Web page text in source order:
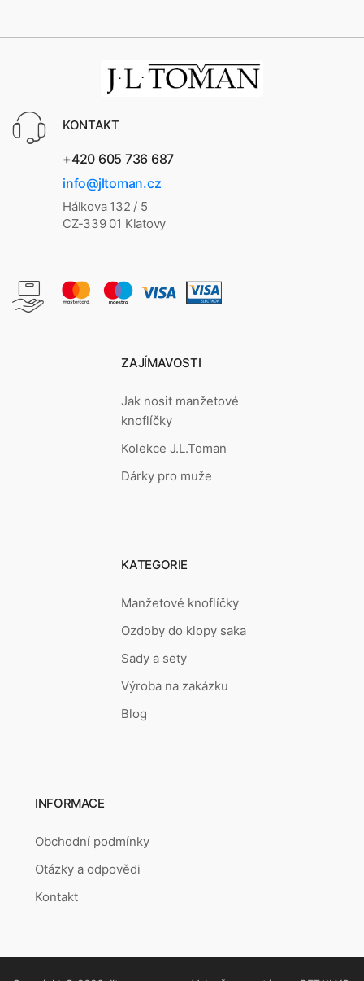
KONTAKT
+420 605 736 687
info@jltoman.cz
Hálkova 132 / 5
CZ-339 01 Klatovy
ZAJÍMAVOSTI
Jak nosit manžetové
knoflíčky
Kolekce J.L.Toman
Dárky pro muže
KATEGORIE
Manžetové knoflíčky
Ozdoby do klopy saka
Sady a sety
Výroba na zakázku
Blog
INFORMACE
Obchodní podmínky
Otázky a odpovědi
Kontakt